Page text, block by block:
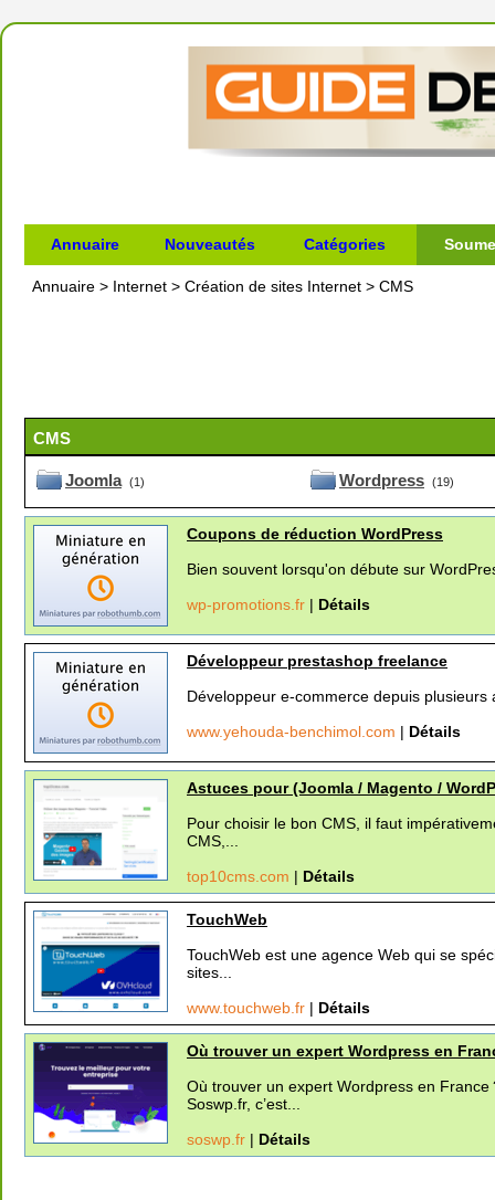
Annuaire Nouveautés Catégories
Annuaire > Internet > Création de sites Internet > CMS
CMS
Joomla (1) Wordpress (19)
Coupons de réduction WordPress
Bien souvent lorsqu'on débute sur
wp-promotions.fr | Détails
Développeur prestashop freelance
Développeur e-commerce depuis
www.yehouda-benchimol.com | Détails
Astuces pour (Joomla / Magento /
Pour choisir le bon CMS, il faut
CMS,...
top10cms.com | Détails
TouchWeb
TouchWeb est une agence Web qui se
sites...
www.touchweb.fr | Détails
Où trouver un expert Wordpress en
Où trouver un expert Wordpress en
Soswp.fr, c’est...
soswp.fr | Détails